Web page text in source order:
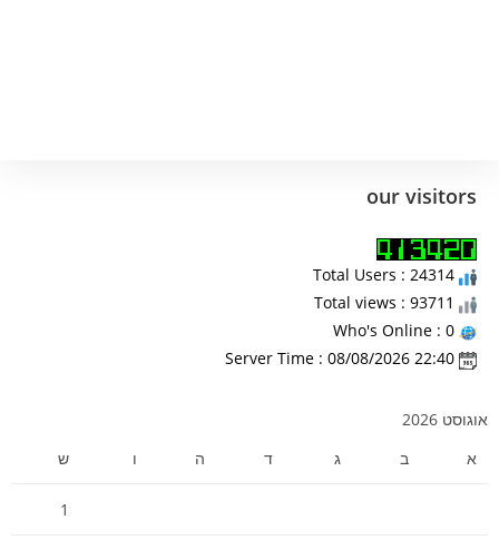
our visitors
אוגוסט 2026
א
ב ג ד ה ו ש
1